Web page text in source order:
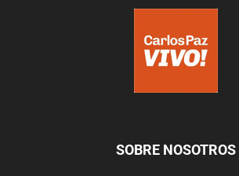
SOBRE NOSOTROS